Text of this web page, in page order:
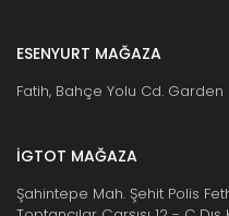
ESENYURT MAĞAZA
Fatih, Bahçe Yolu Cd. Garden
İGTOT MAĞAZA
Şahintepe Mah. Şehit Polis